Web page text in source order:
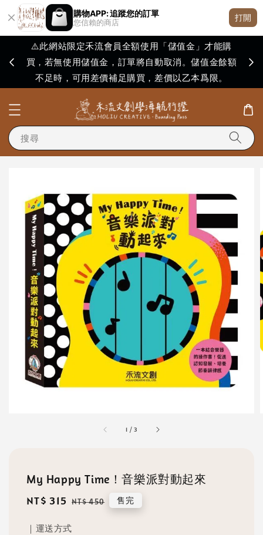
購物APP: 追蹤您的訂單
您信賴的商店
打開
⚠️此網站限定禾流會員全額使用「儲值金」才能購
買，若無使用儲值金，訂單將自動取消。儲值金餘額
不足時，可用差價補足購買，差價以乙本爲限。
購
搜尋
1 /3
My Happy Time！音樂派對動起來
Sale
NT$ 315 Regular
NT$ 450 售完
｜運送方式